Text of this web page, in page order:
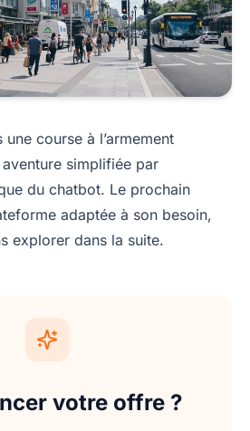
une course à l’armement
simplifiée par
du chatbot. Le prochain
adaptée à son besoin,
explorer dans la suite.
votre offre ?